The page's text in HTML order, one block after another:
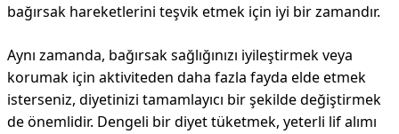
bağırsak hareketlerini teşvik etmek için iyi bir zamandır.
Aynı zamanda, bağırsak sağlığınızı iyileştirmek veya
korumak için aktiviteden daha fazla fayda elde etmek
isterseniz, diyetinizi tamamlayıcı bir şekilde değiştirmek
de önemlidir. Dengeli bir diyet tüketmek, yeterli lif alımı